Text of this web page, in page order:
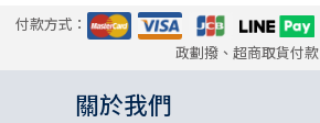
付款方式：
政劃撥、超商取貨付款
關於我們